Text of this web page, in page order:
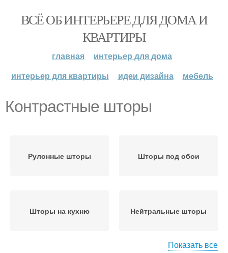
ВСЁ ОБ ИНТЕРЬЕРЕ ДЛЯ ДОМА И
КВАРТИРЫ
главная
интерьер для дома
интерьер для квартиры
идеи дизайна мебель
Контрастные шторы
Рулонные шторы Шторы под обои
Шторы на кухню Нейтральные шторы
Показать все